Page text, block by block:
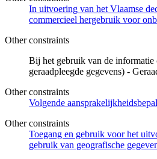
In uitvoering van het Vlaamse
commercieel hergebruik voor
Other constraints
Bij het gebruik van de informatie
geraadpleegde gegevens) -
Other constraints
Volgende
Other constraints
Toegang en gebruik voor het
gebruik van geografische